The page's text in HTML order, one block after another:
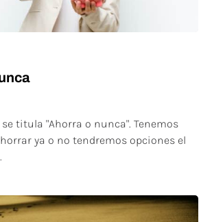
titula "Ahorra o nunca". Tenemos
ya o no tendremos opciones el